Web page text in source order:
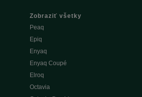
Zobraziť všetky
Peaq
Epiq
Enyaq
Enyaq Coupé
Elroq
Octavia